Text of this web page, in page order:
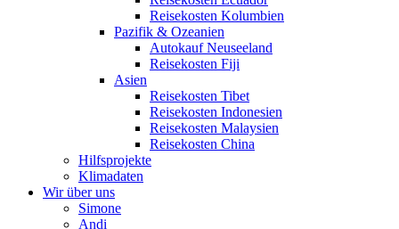
Reisekosten Kolumbien
Pazifik & Ozeanien
Autokauf Neuseeland
Reisekosten Fiji
Asien
Reisekosten Tibet
Reisekosten Indonesien
Reisekosten Malaysien
Reisekosten China
Hilfsprojekte
Klimadaten
Wir über uns
Simone
Andi